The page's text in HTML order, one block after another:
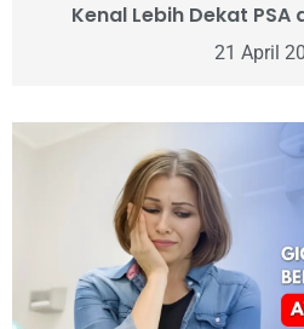
Kenal Lebih Dekat PSA
21 April